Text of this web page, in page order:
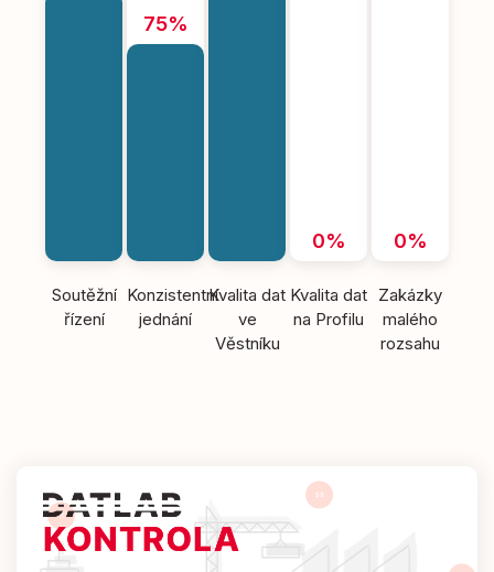
Soutěžní
řízení
75%
Konzistentní
jednání
Kvalita dat
ve
Věstníku
0%
Kvalita dat
na Profilu
0%
Zakázky
malého
rozsahu